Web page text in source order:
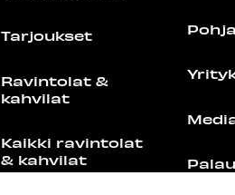
Tarjoukset
Ravintolat &
kahvilat
Kaikki ravintolat
& kahvilat